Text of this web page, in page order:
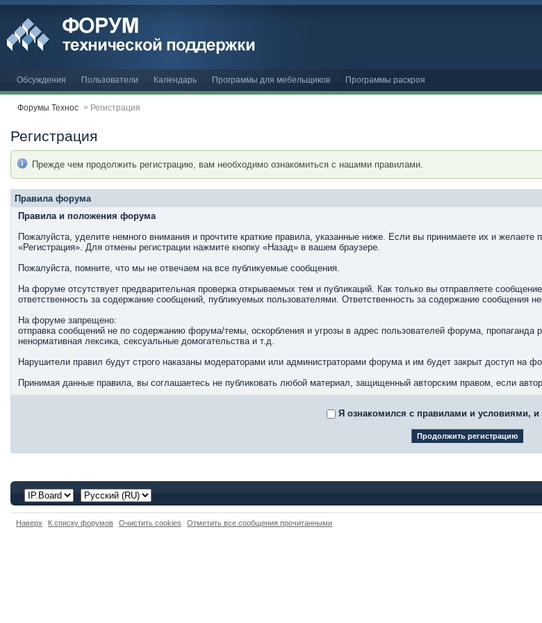
Обсуждения Пользователи Календарь Программы для мебельщиков Программы раскроя
Форумы Технос > Регистрация
Регистрация
Прежде чем продолжить регистрацию, вам необходимо ознакомиться с нашими правилами.
Правила форума
Правила и положения форума
Пожалуйста, уделите немного внимания и прочтите краткие правила, указанные ниже. Если вы принимаете их и желаете
«Регистрация». Для отмены регистрации нажмите кнопку «Назад» в вашем браузере.
Пожалуйста, помните, что мы не отвечаем на все публикуемые сообщения.
На форуме отсутствует предварительная проверка открываемых тем и публикаций. Как только вы отправляете
ответственность за содержание сообщений, публикуемых пользователями. Ответственность за содержание сообщения
На форуме запрещено:
отправка сообщений не по содержанию форума/темы, оскорбления и угрозы в адрес пользователей форума,
ненормативная лексика, сексуальные домогательства и т.д.
Нарушители правил будут строго наказаны модераторами или администраторами форума и им будет закрыт доступ на
Принимая данные правила, вы соглашаетесь не публиковать любой материал, защищенный авторским правом, если
Я ознакомился с правилами и условиями,
Наверх К списку форумов Очистить cookies Отметить все сообщения прочитанными